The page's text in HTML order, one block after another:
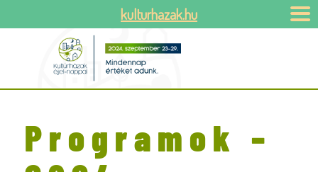
Programok –
kulturhazak.hu